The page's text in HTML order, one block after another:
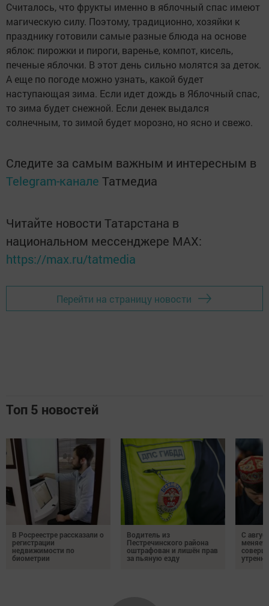
Считалось, что фрукты именно в яблочный спас имеют
магическую силу. Поэтому, традиционно, хозяйки к
празднику готовили самые разные блюда на основе
яблок: пирожки и пироги, варенье, компот, кисель,
печеные яблочки. В этот день сильно молятся за деток.
А еще по погоде можно узнать, какой будет
наступающая зима. Если идет дождь в Яблочный спас,
то зима будет снежной. Если денек выдался
солнечным, то зимой будет морозно, но ясно и свежо.
Следите за самым важным и интересным в
Telegram-канале Татмедиа
Читайте новости Татарстана в
национальном мессенджере MАХ:
https://max.ru/tatmedia
Перейти на страницу новости
Топ 5 новостей
В Росреестре рассказали о
регистрации
недвижимости по
биометрии
Водитель из
Пестречинского района
оштрафован и лишён прав
за пьяную езду
С